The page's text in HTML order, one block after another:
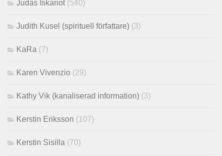
Judas Iskariot (540)
Judith Kusel (spirituell författare) (3)
KaRa (7)
Karen Vivenzio (29)
Kathy Vik (kanaliserad information) (3)
Kerstin Eriksson (107)
Kerstin Sisilla (70)